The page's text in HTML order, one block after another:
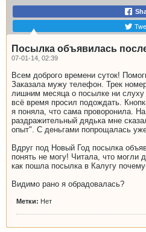
Посылка объявилась
07-01-14, 02:39
Всем доброго времени суток!
Заказала мужу телефон. Трек
лишним месяца о посылке ни слуху
всё время просил подождать.
я поняла, что сама проворонила.
раздражительный дядька мне
опыт". С деньгами попрощалась
Вдруг под Новый Год посылка
понять не могу! Читала, что могли
как пошла посылка в Калугу
Видимо рано я обрадовалась?
Метки: Нет